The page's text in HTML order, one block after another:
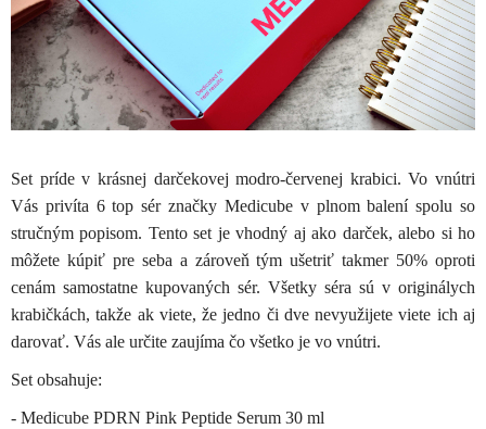
Set príde v krásnej darčekovej modro-červenej krabici. Vo vnútri
Vás privíta 6 top sér značky Medicube v plnom balení spolu so
stručným popisom. Tento set je vhodný aj ako darček, alebo si ho
môžete kúpiť pre seba a zároveň tým ušetriť takmer 50% oproti
cenám samostatne kupovaných sér. Všetky séra sú v originálych
krabičkách, takže ak viete, že jedno či dve nevyužijete viete ich aj
darovať. Vás ale určite zaujíma čo všetko je vo vnútri.
Set obsahuje:
- Medicube PDRN Pink Peptide Serum 30 ml